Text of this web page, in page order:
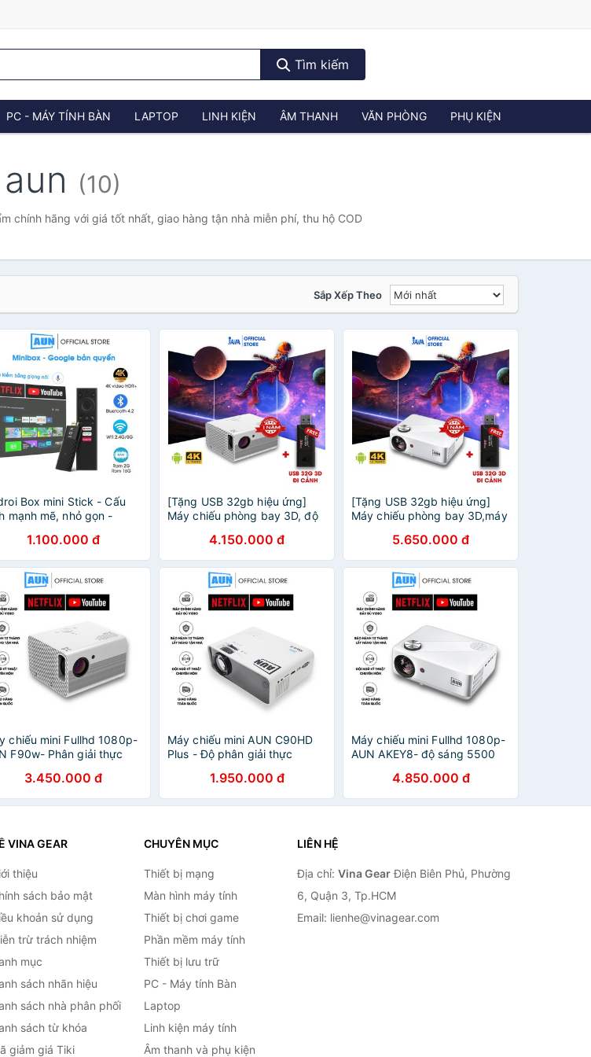
Tìm kiếm
PC - MÁY TÍNH BÀN LAPTOP LINH KIỆN ÂM THANH VĂN PHÒNG PHỤ KIỆN
aun (10)
chính hãng với giá tốt nhất, giao hàng tận nhà miễn phí, thu hộ COD
Sắp Xếp Theo
Box mini Stick - Cấu
mạnh mẽ, nhỏ gọn -
Androi xem Netflix
1.100.000 đ
[Tặng USB 32gb hiệu ứng]
Máy chiếu phòng bay 3D, độ
nét, tích hợp hệ điều hành
android
4.150.000 đ
[Tặng USB 32gb hiệu ứng]
Máy chiếu phòng bay 3D,máy
4k,tích hợp hệ đh Android9
xem phim cực nét
5.650.000 đ
chiếu mini Fullhd 1080p-
F90w- Phân giải thực
lumen, xem phim, chiếu
họp nhỏ
3.450.000 đ
Máy chiếu mini AUN C90HD
Plus - Độ phân giải thực
laptop- bảo hành 12 tháng
1.950.000 đ
Máy chiếu mini Fullhd 1080p-
AUN AKEY8- độ sáng 5500
tính,chỉnh nghiêng 4D, tối đa
300inch
4.850.000 đ
VINA GEAR
thiệu
sách bảo mật
khoản sử dụng
trừ trách nhiệm
mục
sách nhãn hiệu
sách nhà phân phối
sách từ khóa
giảm giá Tiki
CHUYÊN MỤC
Thiết bị mạng
Màn hình máy tính
Thiết bị chơi game
Phần mềm máy tính
Thiết bị lưu trữ
PC - Máy tính Bàn
Laptop
Linh kiện máy tính
Âm thanh và phụ kiện
LIÊN HỆ
Địa chỉ: Vina GearĐiện Biên Phủ, Phường
6, Quận 3, Tp.HCM
Email: lienhe@vinagear.com